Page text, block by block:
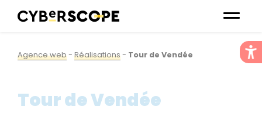
Agence web- Réalisations- Tour de Vendée
Tour de Vendée